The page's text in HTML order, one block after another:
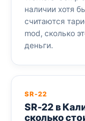
наличии хотя
считаются
mod, сколько
деньги.
SR-22
SR-22 в
сколько